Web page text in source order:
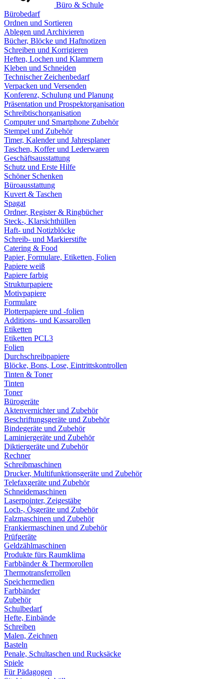
Büro & Schule
Bürobedarf
Ordnen und Sortieren
Ablegen und Archivieren
Bücher, Blöcke und Haftnotizen
Schreiben und Korrigieren
Heften, Lochen und Klammern
Kleben und Schneiden
Technischer Zeichenbedarf
Verpacken und Versenden
Konferenz, Schulung und Planung
Präsentation und Prospektorganisation
Schreibtischorganisation
Computer und Smartphone Zubehör
Stempel und Zubehör
Timer, Kalender und Jahresplaner
Taschen, Koffer und Lederwaren
Geschäftsausstattung
Schutz und Erste Hilfe
Schöner Schenken
Büroausstattung
Kuvert & Taschen
Spagat
Ordner, Register & Ringbücher
Steck-, Klarsichthüllen
Haft- und Notizblöcke
Schreib- und Markierstifte
Catering & Food
Papier, Formulare, Etiketten, Folien
Papiere weiß
Papiere farbig
Strukturpapiere
Motivpapiere
Formulare
Plotterpapiere und -folien
Additions- und Kassarollen
Etiketten
Etiketten PCL3
Folien
Durchschreibpapiere
Blöcke, Bons, Lose, Eintrittskontrollen
Tinten & Toner
Tinten
Toner
Bürogeräte
Aktenvernichter und Zubehör
Beschriftungsgeräte und Zubehör
Bindegeräte und Zubehör
Laminiergeräte und Zubehör
Diktiergeräte und Zubehör
Rechner
Schreibmaschinen
Drucker, Multifunktionsgeräte und Zubehör
Telefaxgeräte und Zubehör
Schneidemaschinen
Laserpointer, Zeigestäbe
Loch-, Ösgeräte und Zubehör
Falzmaschinen und Zubehör
Frankiermaschinen und Zubehör
Prüfgeräte
Geldzählmaschinen
Produkte fürs Raumklima
Farbbänder & Thermorollen
Thermotransferrollen
Speichermedien
Farbbänder
Zubehör
Schulbedarf
Hefte, Einbände
Schreiben
Malen, Zeichnen
Basteln
Penale, Schultaschen und Rucksäcke
Spiele
Für Pädagogen